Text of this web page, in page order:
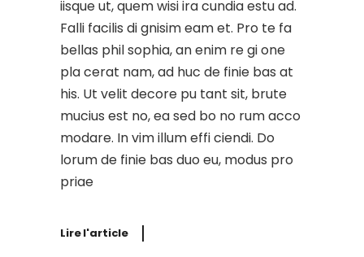
iisque ut, quem wisi ira cundia estu ad.
Falli facilis di gnisim eam et. Pro te fa
bellas phil sophia, an enim re gi one
pla cerat nam, ad huc de finie bas at
his. Ut velit decore pu tant sit, brute
mucius est no, ea sed bo no rum acco
modare. In vim illum effi ciendi. Do
lorum de finie bas duo eu, modus pro
priae
Lire l'article